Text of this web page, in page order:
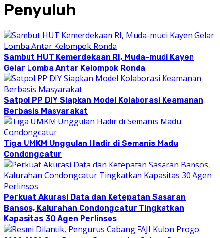
Penyuluh
Sambut HUT Kemerdekaan RI, Muda-mudi Kayen
Gelar Lomba Antar Kelompok Ronda
Satpol PP DIY Siapkan Model Kolaborasi Keamanan
Berbasis Masyarakat
Tiga UMKM Unggulan Hadir di Semanis Madu
Condongcatur
Perkuat Akurasi Data dan Ketepatan Sasaran
Bansos, Kalurahan Condongcatur Tingkatkan
Kapasitas 30 Agen Perlinsos